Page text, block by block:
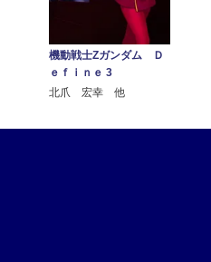
機動戦士Ζガンダム Ｄ
ｅｆｉｎｅ 3
北爪 宏幸 他